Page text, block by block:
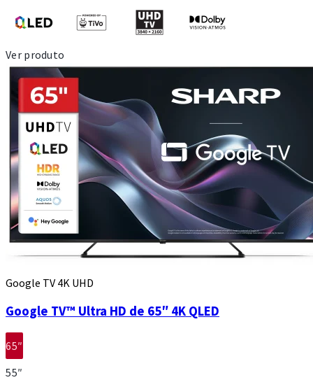
Ver produto
Google TV 4K UHD
Google TV™ Ultra HD de 65″ 4K QLED
65″
55″